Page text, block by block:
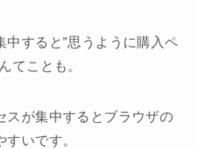
中すると”思うように購入ペ
てことも。
スが集中するとブラウザの
いです。